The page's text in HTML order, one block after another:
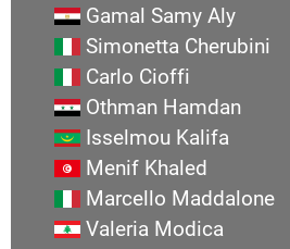
Gamal Samy Aly
Simonetta Cherubini
Carlo Cioffi
Othman Hamdan
Isselmou Kalifa
Menif Khaled
Marcello Maddalone
Valeria Modica